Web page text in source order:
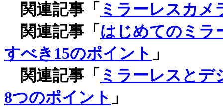
関連記事「 ミラーレスカメ
関連記事「 はじめてのミラ
すべき15のポイント 」
関連記事「 ミラーレスとデ
8つのポイント 」